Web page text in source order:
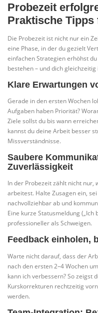
Probezeit
Praktische
Die Probezeit ist nicht nur ein
eine Phase, in der du gezielt
einfachen Strategien erhöhst
bestehen – und dich
Klare Erwartungen
Gerade in den ersten Wochen
Aufgaben haben Priorität?
Ziele sollst du bis wann
kannst du deine Arbeit besser
Missverständnisse.
Saubere
Zuverlässigkeit
In der Probezeit zählt nicht nur,
arbeitest. Halte Zusagen ein,
nachvollziehbar ab und
Eine kurze Statusmeldung („Ich
professioneller als Schweigen.
Feedback einholen,
Warte nicht darauf, dass der
nach den ersten 2–4 Wochen
kann ich verbessern? So zeigst
Kurskorrekturen rechtzeitig
werden.